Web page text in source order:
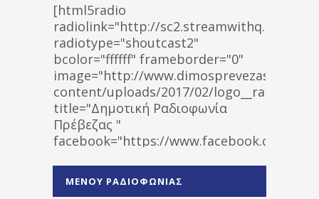
[html5radio
radiolink="http://
radiotype="shoutcast2"
bcolor="ffffff" frameborder="0"
image="http://www.dimosprevezas.gr/wp-
content/uploads/2017/02/
title="Δημοτική Ραδιοφωνία
Πρέβεζας "
facebook="https://www.facebook.com/
1531194763766854/" artist="" ]
ΜΕΝΟΥ ΡΑΔΙΟΦΩΝΙΑΣ